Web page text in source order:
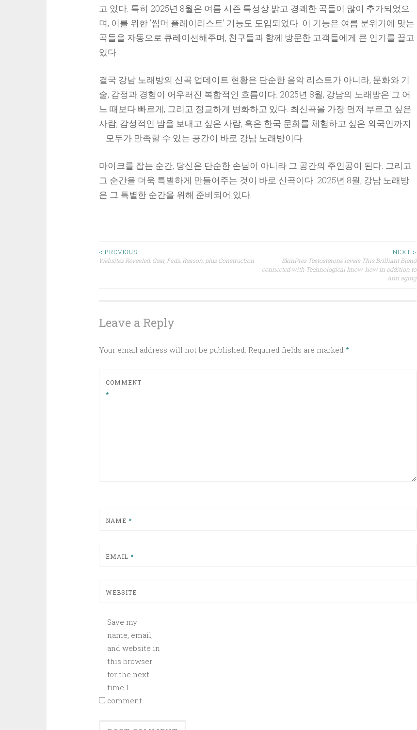
고 있다. 특히 2025년 8월은 여름 시즌 특성상 밝고 경쾌한 곡들이 많이 추가되었으
며, 이를 위한 ‘썸머 플레이리스트’ 기능도 도입되었다. 이 기능은 여름 분위기에 맞는
곡들을 자동으로 큐레이션해주며, 친구들과 함께 방문한 고객들에게 큰 인기를 끌고
있다.
결국 강남 노래방의 신곡 업데이트 현황은 단순한 음악 리스트가 아니라, 문화와 기
술, 감정과 경험이 어우러진 복합적인 흐름이다. 2025년 8월, 강남의 노래방은 그 어
느 때보다 빠르게, 그리고 정교하게 변화하고 있다. 최신곡을 가장 먼저 부르고 싶은
사람, 감성적인 밤을 보내고 싶은 사람, 혹은 한국 문화를 체험하고 싶은 외국인까지
—모두가 만족할 수 있는 공간이 바로 강남 노래방이다.
마이크를 잡는 순간, 당신은 단순한 손님이 아니라 그 공간의 주인공이 된다. 그리고
그 순간을 더욱 특별하게 만들어주는 것이 바로 신곡이다. 2025년 8월, 강남 노래방
은 그 특별한 순간을 위해 준비되어 있다.
Post
< PREVIOUS
Websites Revealed: Gear, Fads, Reason, plus Construction
NEXT >
SkinPres Testosterone levels This Brilliant Blend
connected with Technological know-how in addition to
Anti aging
Leave a Reply
Your email address will not be published. Required fields are marked *
COMMENT
*
NAME *
EMAIL *
WEBSITE
Save my
name, email,
and website in
this browser
for the next
time I
comment.